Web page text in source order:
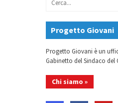
Progetto Giovani
Progetto Giovani è un
Gabinetto del Sindaco del
Chi siamo »